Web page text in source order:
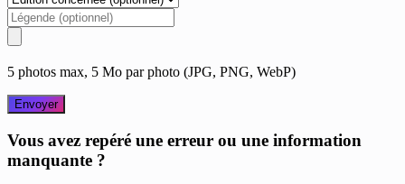
5 photos max, 5 Mo par photo (JPG, PNG, WebP)
Envoyer
Vous avez repéré une erreur ou une information
manquante ?